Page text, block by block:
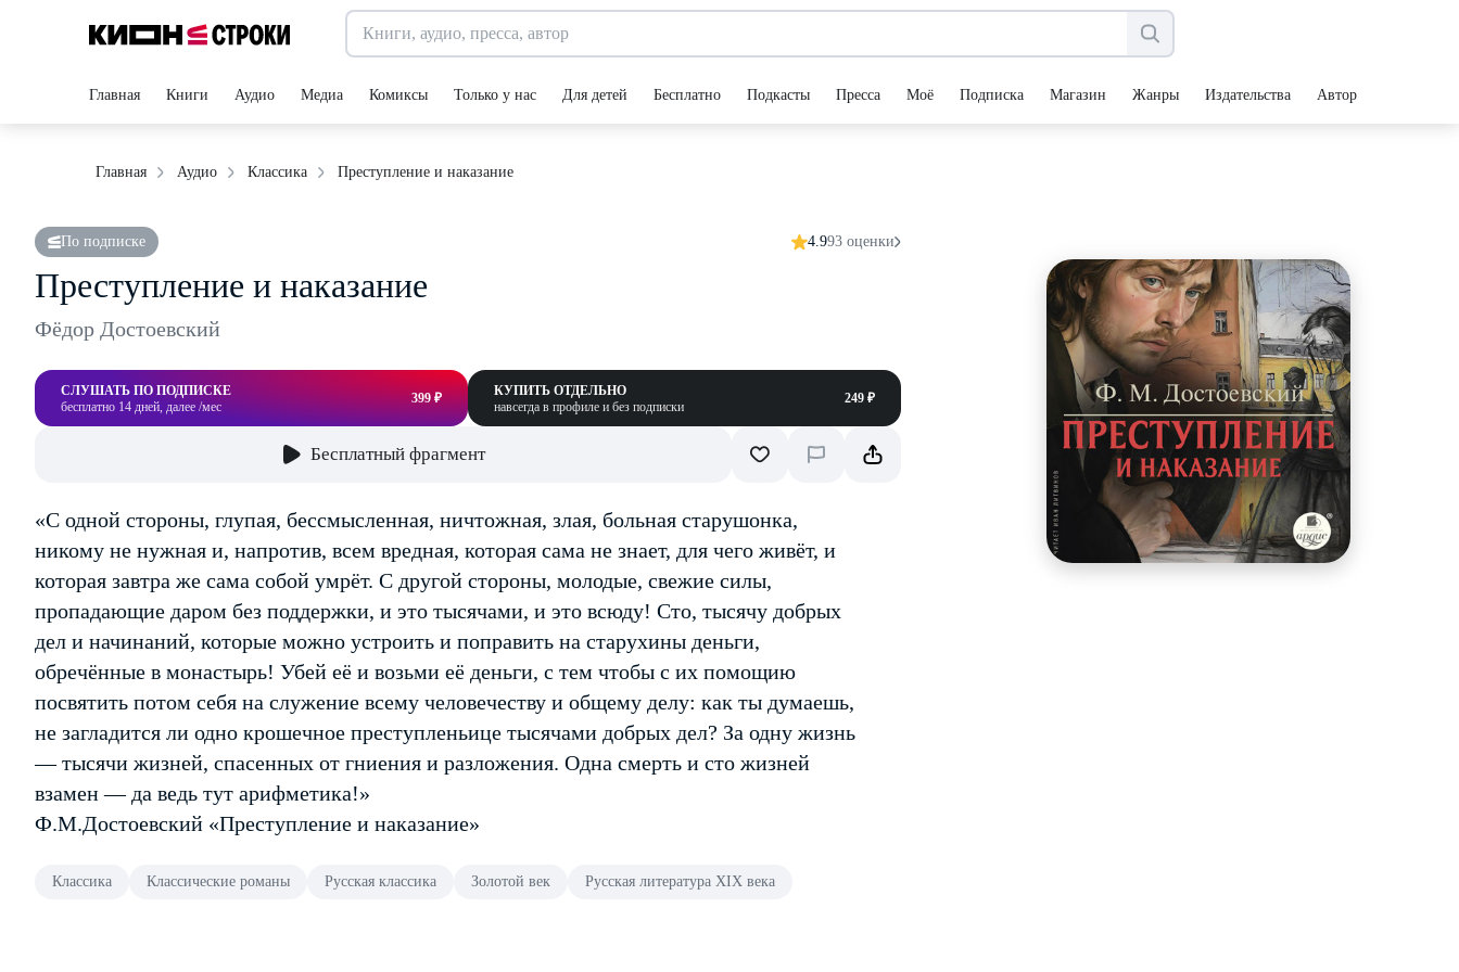
Главная Книги Аудио Медиа Комиксы Только у нас Для детей Бесплатно Подкасты Пресса Моё Подписка Магазин Жанры Издательства Авторы
Главная Аудио Классика Преступление и наказание
По подписке 4.993 оценки
Преступление и наказание
Фёдор Достоевский
СЛУШАТЬ ПО ПОДПИСКЕ
бесплатно 14 дней, далее /мес
399 ₽
КУПИТЬ ОТДЕЛЬНО
навсегда в профиле и без подписки
249 ₽
Бесплатный фрагмент
«С одной стороны, глупая, бессмысленная, ничтожная, злая, больная старушонка,
никому не нужная и, напротив, всем вредная, которая сама не знает, для чего живёт, и
которая завтра же сама собой умрёт. С другой стороны, молодые, свежие силы,
пропадающие даром без поддержки, и это тысячами, и это всюду! Сто, тысячу добрых
дел и начинаний, которые можно устроить и поправить на старухины деньги,
обречённые в монастырь! Убей её и возьми её деньги, с тем чтобы с их помощию
посвятить потом себя на служение всему человечеству и общему делу: как ты думаешь,
не загладится ли одно крошечное преступленьице тысячами добрых дел? За одну жизнь
— тысячи жизней, спасенных от гниения и разложения. Одна смерть и сто жизней
взамен — да ведь тут арифметика!»
Ф.М.Достоевский «Преступление и наказание»
Классика Классические романы Русская классика Золотой век Русская литература XIX века